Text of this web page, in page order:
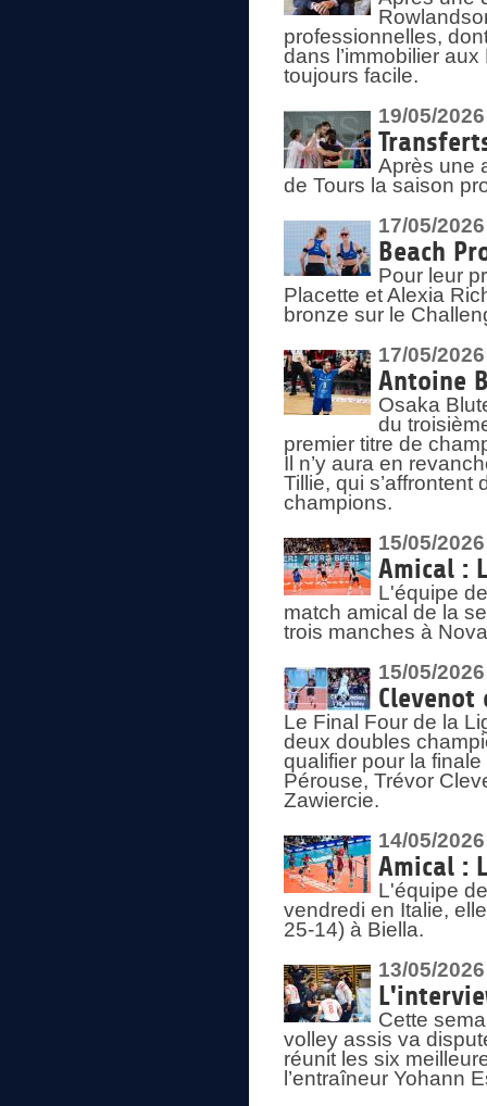
professionnelles,
dans l’immobilier
toujours facile.
19/05/2026
Après une
de Tours la saison
17/05/2026
Beach
Pour leur
Placette et Alexia
bronze sur le
17/05/2026
Antoine
Osaka
du
premier titre de
Il n’y aura en
Tillie, qui
champions.
15/05/2026
Amical :
L'équipe
match amical de la
trois manches à
15/05/2026
Le Final Four de la
deux doubles
qualifier pour la
Pérouse, Trévor
Zawiercie.
14/05/2026
Amical :
L'équipe
vendredi en Italie,
25-14) à Biella.
13/05/2026
Cette
volley assis va
réunit les six
l’entraîneur Yohann